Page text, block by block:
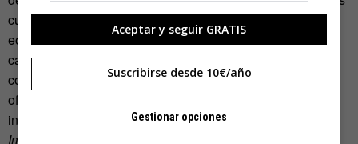
cuatro costados. Las primas funcionaron muy bien para la
eólica, porque permitieron desarrollar una industria. En el
caso de la solar fotovoltaica se hizo bastante mal, a todo
correr: los paneles se compraron a China porque no había
oferta en España, así que acabamos subvencionando la
industria china.
Imagen: Plataformas petrolíferas en el Mar del Norte. Foto
Aceptar y seguir GRATIS
Suscribirse desde 10€/año
Gestionar opciones